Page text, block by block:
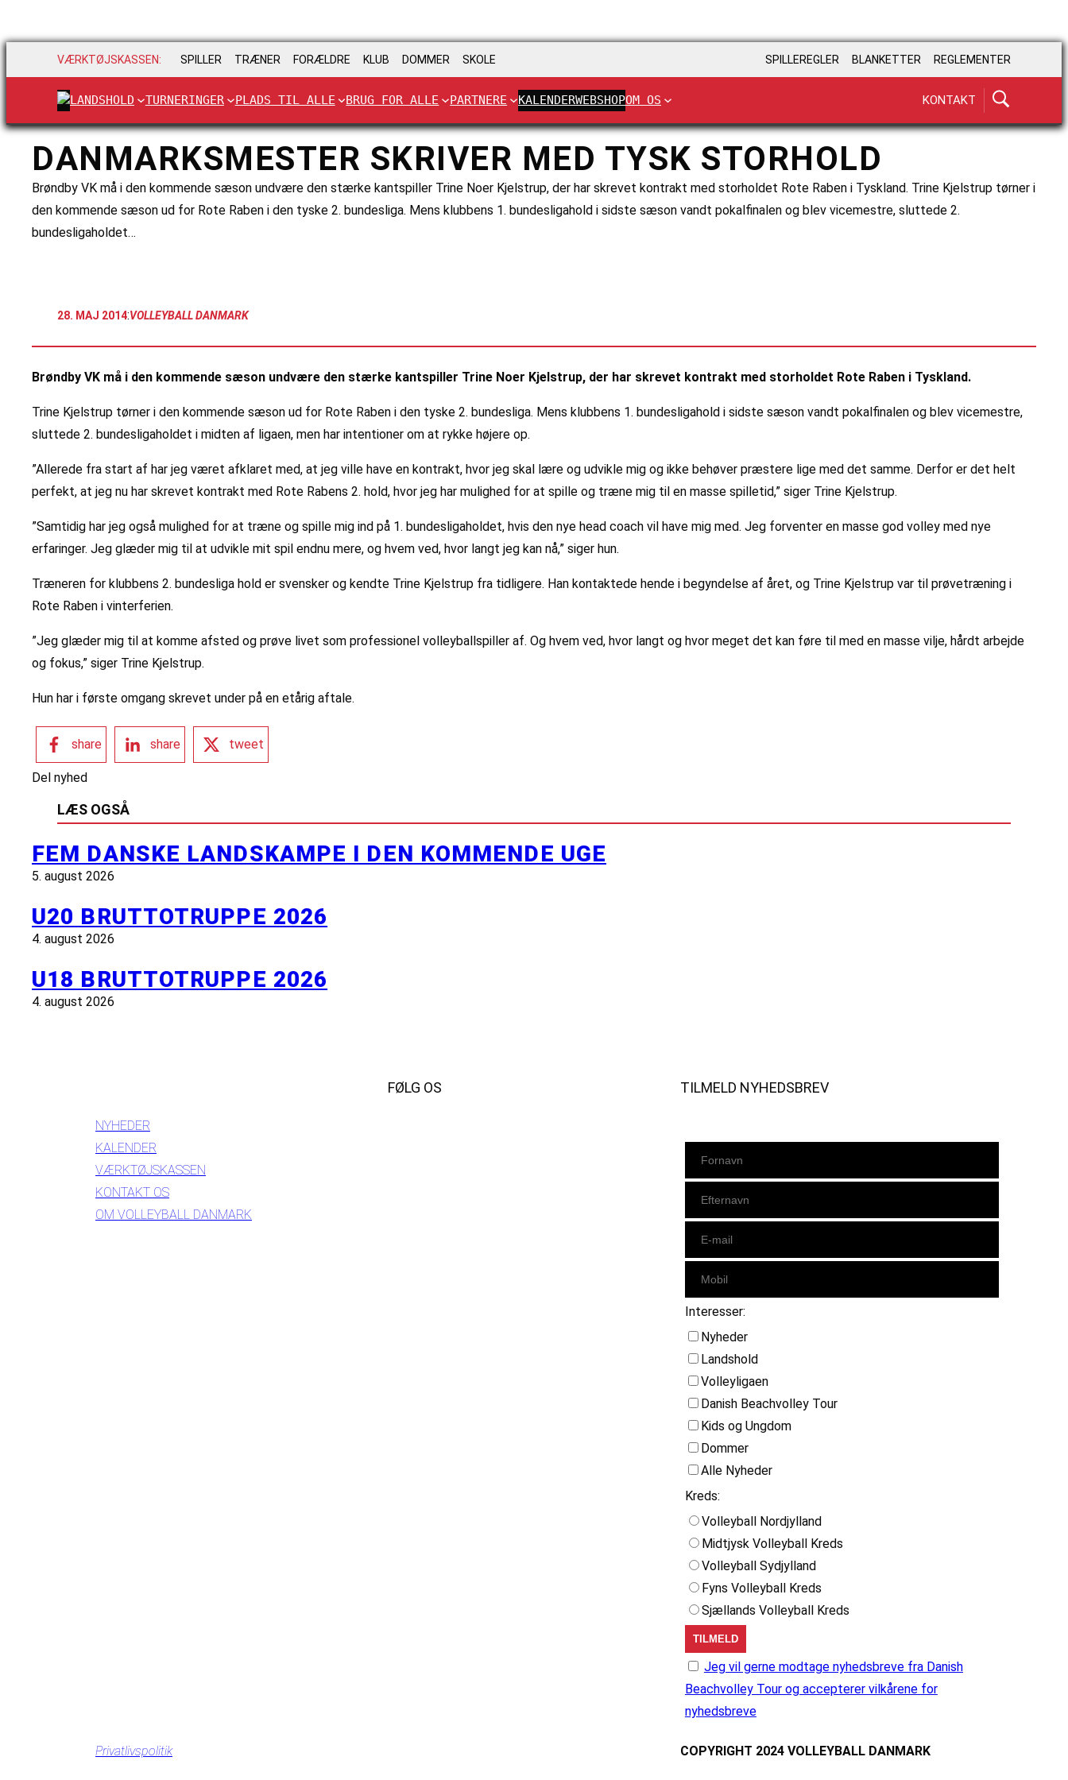
VÆRKTØJSKASSEN: SPILLER TRÆNER FORÆLDRE KLUB DOMMER SKOLE SPILLEREGLER BLANKETTER REGLEMENTER
LANDSHOLD TURNERINGER PLADS TIL ALLE BRUG FOR ALLE PARTNERE KALENDERWEBSHOPOM OS KONTAKT
DANMARKSMESTER SKRIVER MED TYSK STORHOLD
Brøndby VK må i den kommende sæson undvære den stærke kantspiller Trine Noer Kjelstrup, der har skrevet kontrakt med storholdet Rote Raben i Tyskland. Trine Kjelstrup tørner i
den kommende sæson ud for Rote Raben i den tyske 2. bundesliga. Mens klubbens 1. bundesligahold i sidste sæson vandt pokalfinalen og blev vicemestre, sluttede 2.
bundesligaholdet…
28. MAJ 2014:VOLLEYBALL DANMARK
Brøndby VK må i den kommende sæson undvære den stærke kantspiller Trine Noer Kjelstrup, der har skrevet kontrakt med storholdet Rote Raben i Tyskland.
Trine Kjelstrup tørner i den kommende sæson ud for Rote Raben i den tyske 2. bundesliga. Mens klubbens 1. bundesligahold i sidste sæson vandt pokalfinalen og blev vicemestre,
sluttede 2. bundesligaholdet i midten af ligaen, men har intentioner om at rykke højere op.
”Allerede fra start af har jeg været afklaret med, at jeg ville have en kontrakt, hvor jeg skal lære og udvikle mig og ikke behøver præstere lige med det samme. Derfor er det helt
perfekt, at jeg nu har skrevet kontrakt med Rote Rabens 2. hold, hvor jeg har mulighed for at spille og træne mig til en masse spilletid,” siger Trine Kjelstrup.
”Samtidig har jeg også mulighed for at træne og spille mig ind på 1. bundesligaholdet, hvis den nye head coach vil have mig med. Jeg forventer en masse god volley med nye
erfaringer. Jeg glæder mig til at udvikle mit spil endnu mere, og hvem ved, hvor langt jeg kan nå,” siger hun.
Træneren for klubbens 2. bundesliga hold er svensker og kendte Trine Kjelstrup fra tidligere. Han kontaktede hende i begyndelse af året, og Trine Kjelstrup var til prøvetræning i
Rote Raben i vinterferien.
”Jeg glæder mig til at komme afsted og prøve livet som professionel volleyballspiller af. Og hvem ved, hvor langt og hvor meget det kan føre til med en masse vilje, hårdt arbejde
og fokus,” siger Trine Kjelstrup.
Hun har i første omgang skrevet under på en etårig aftale.
share share tweet
Del nyhed
LÆS OGSÅ
FEM DANSKE LANDSKAMPE I DEN KOMMENDE UGE
5. august 2026
U20 BRUTTOTRUPPE 2026
4. august 2026
U18 BRUTTOTRUPPE 2026
4. august 2026
NYHEDER
KALENDER
VÆRKTØJSKASSEN
KONTAKT OS
OM VOLLEYBALL DANMARK
FØLG OS TILMELD NYHEDSBREV
Interesser:
Nyheder
Landshold
Volleyligaen
Danish Beachvolley Tour
Kids og Ungdom
Dommer
Alle Nyheder
Kreds:
Volleyball Nordjylland
Midtjysk Volleyball Kreds
Volleyball Sydjylland
Fyns Volleyball Kreds
Sjællands Volleyball Kreds
Jeg vil gerne modtage nyhedsbreve fra Danish
Beachvolley Tour og accepterer vilkårene for
nyhedsbreve
Privatlivspolitik COPYRIGHT 2024 VOLLEYBALL DANMARK